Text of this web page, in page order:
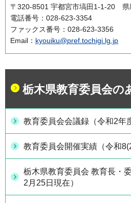
〒320-8501 宇都宮市塙田1-1-20 県
電話番号：028-623-3354
ファックス番号：028-623-3356
Email： kyouiku@pref.tochigi.lg.jp
栃木県教育委員会の
教育委員会会議録（令和2年
教育委員会開催実績（令和
栃木県教育委員会 教育長・
2月25日現在）